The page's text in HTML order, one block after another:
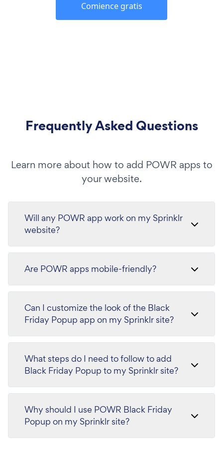
Comience gratis
Frequently Asked Questions
Learn more about how to add POWR apps to
your website.
Will any POWR app work on my Sprinklr
website?
Are POWR apps mobile-friendly?
Can I customize the look of the Black
Friday Popup app on my Sprinklr site?
What steps do I need to follow to add
Black Friday Popup to my Sprinklr site?
Why should I use POWR Black Friday
Popup on my Sprinklr site?